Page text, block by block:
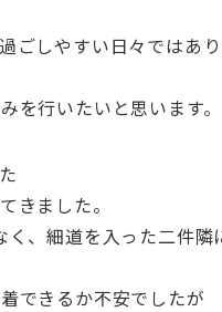
ごしやすい日々ではあり
を行いたいと思います。
きました。
、細道を入った二件隣
できるか不安でしたが